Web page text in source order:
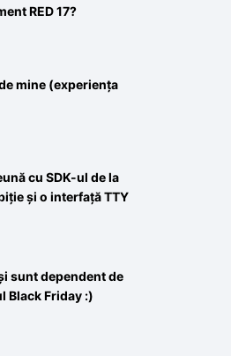
RED 17?
mine (experiența
cu SDK-ul de la
și o interfață TTY
sunt dependent de
Black Friday :)